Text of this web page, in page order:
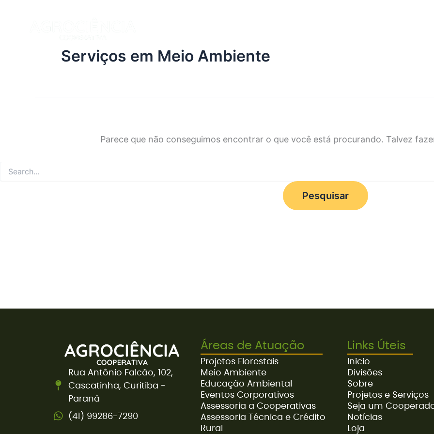
Serviços em Meio Ambiente
Parece que não conseguimos encontrar o que você está procurando. Talvez
Rua Antônio Falcão, 102,
Cascatinha, Curitiba -
Paraná
(41) 99286-7290
Áreas de Atuação
Projetos Florestais
Meio Ambiente
Educação Ambiental
Eventos Corporativos
Assessoria a Cooperativas
Assessoria Técnica e Crédito
Rural
Links Úteis
Inicio
Divisões
Sobre
Projetos e Serviços
Seja um
Notícias
Loja